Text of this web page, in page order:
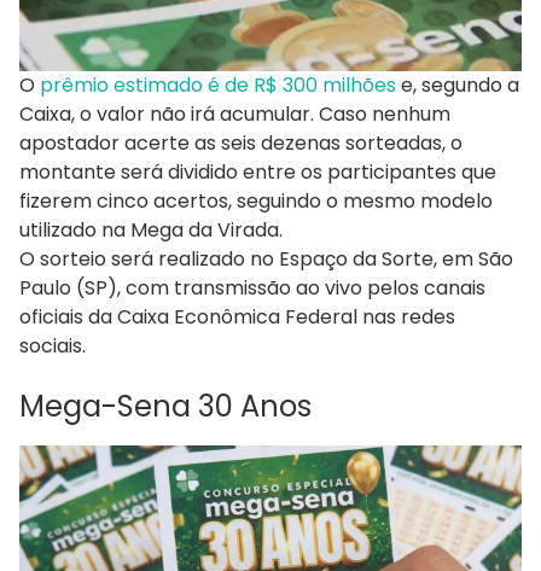
O prêmio estimado é de R$ 300 milhõese, segundo a
Caixa, o valor não irá acumular. Caso nenhum
apostador acerte as seis dezenas sorteadas, o
montante será dividido entre os participantes que
fizerem cinco acertos, seguindo o mesmo modelo
utilizado na Mega da Virada.
O sorteio será realizado no Espaço da Sorte, em São
Paulo (SP), com transmissão ao vivo pelos canais
oficiais da Caixa Econômica Federal nas redes
sociais.
Mega-Sena 30 Anos